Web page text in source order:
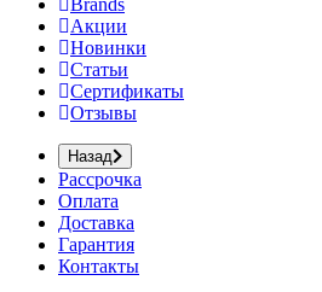
Brands
Акции
Новинки
Статьи
Сертификаты
Отзывы
Назад
Рассрочка
Оплата
Доставка
Гарантия
Контакты